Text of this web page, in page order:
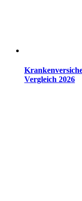
Vergleich 2026